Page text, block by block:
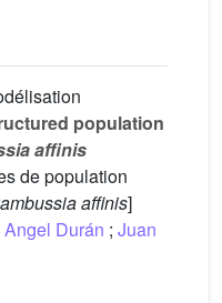
population
affinis
de population
affinis]
Angel Durán ; Juan